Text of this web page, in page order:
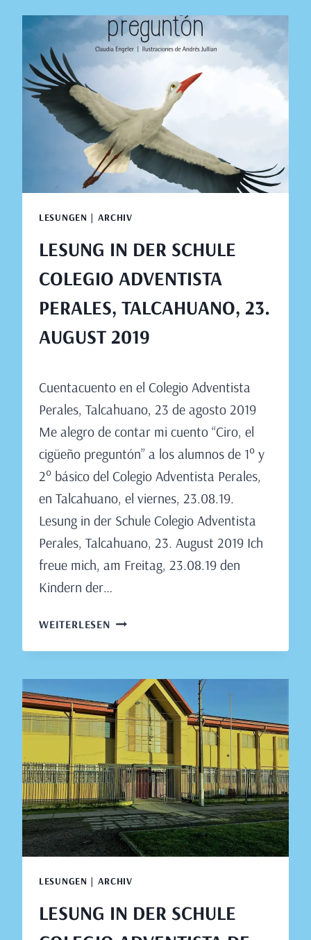
COLEGIO
ADVENTISTA
TALCAHUANO,
TALCAHUANO,
23.
AUGUST
2019
LESUNGEN | ARCHIV
LESUNG IN DER SCHULE
COLEGIO ADVENTISTA
PERALES, TALCAHUANO, 23.
AUGUST 2019
Claudia
Engeler
Cuentacuento en el Colegio Adventista
Perales, Talcahuano, 23 de agosto 2019
Me alegro de contar mi cuento “Ciro, el
cigüeño preguntón” a los alumnos de 1° y
2° básico del Colegio Adventista Perales,
en Talcahuano, el viernes, 23.08.19.
Lesung in der Schule Colegio Adventista
Perales, Talcahuano, 23. August 2019 Ich
freue mich, am Freitag, 23.08.19 den
Kindern der…
WEITERLESENLESUNG
DER
COLEGIO
ADVENTISTA
PERALES,
TALCAHUANO,
23.
AUGUST
2019
LESUNGEN | ARCHIV
LESUNG IN DER SCHULE